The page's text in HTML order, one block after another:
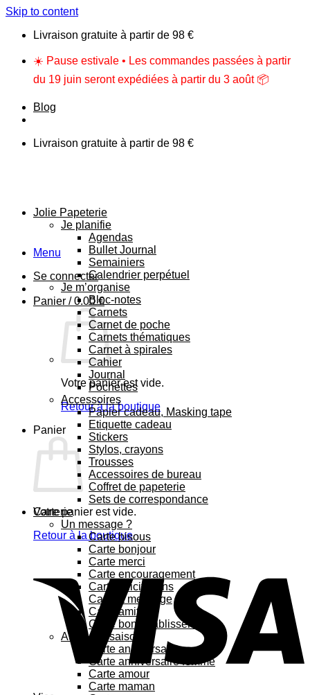
Skip to content
Livraison gratuite à partir de 98 €
☀️ Pause estivale • Les commandes passées à partir
du 19 juin seront expédiées à partir du 3 août 📦
Blog
Livraison gratuite à partir de 98 €
Menu
Se connecter
Panier /0.00€
Votre panier est vide.
Retour à la boutique
Panier
Votre panier est vide.
Retour à la boutique
Jolie Papeterie
Je planifie
Agendas
Bullet Journal
Semainiers
Calendrier perpétuel
Je m’organise
Bloc-notes
Carnets
Carnet de poche
Carnets thématiques
Carnet à spirales
Cahier
Journal
Pochettes
Accessoires
Papier cadeau, Masking tape
Etiquette cadeau
Stickers
Stylos, crayons
Trousses
Accessoires de bureau
Coffret de papeterie
Sets de correspondance
Carterie
Un message ?
Carte bisous
Carte bonjour
Carte merci
Carte encouragement
Carte félicitations
Carte à message
Carte amitié
Carte bon rétablissement
Au fil des saisons
Carte anniversaire
Carte anniversaire femme
Carte amour
Carte maman